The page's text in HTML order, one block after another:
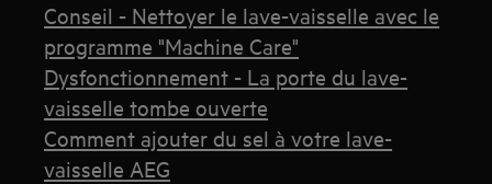
Conseil - Nettoyer le lave-vaisselle avec le
programme "Machine Care"
Dysfonctionnement - La porte du lave-
vaisselle tombe ouverte
Comment ajouter du sel à votre lave-
vaisselle AEG